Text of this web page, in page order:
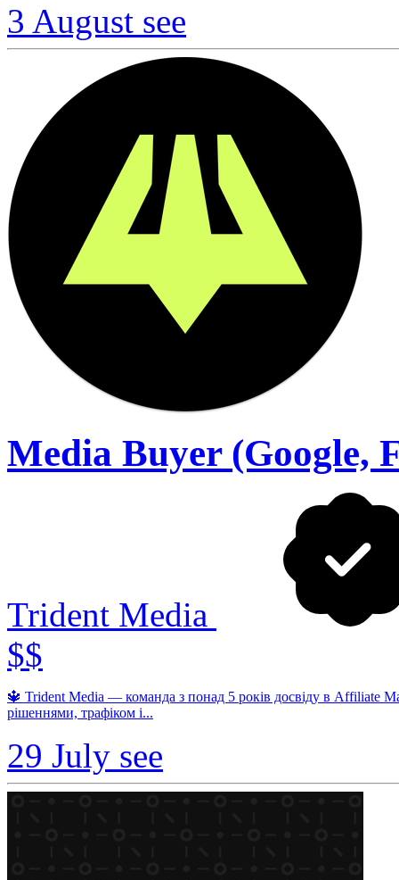
3 August see
Media Buyer (Google,
Trident Media
$$
🔱 Trident Media — команда з понад 5 років досвіду в Affiliate
рішеннями, трафіком і...
29 July see